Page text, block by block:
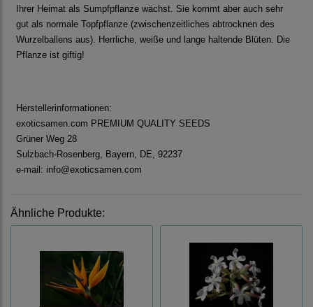
Ihrer Heimat als Sumpfpflanze wächst. Sie kommt aber auch sehr
gut als normale Topfpflanze (zwischenzeitliches abtrocknen des
Wurzelballens aus). Herrliche, weiße und lange haltende Blüten. Die
Pflanze ist giftig!
Herstellerinformationen:
exoticsamen.com PREMIUM QUALITY SEEDS
Grüner Weg 28
Sulzbach-Rosenberg, Bayern, DE, 92237
e-mail: info@exoticsamen.com
Ähnliche Produkte: